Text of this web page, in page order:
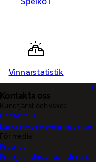
Vinnarstatistik
Kontakta oss
Kundtjänst och växel:
0770-11 11 11
kundservice@svenskaspel.se
För media:
Pressjour
Pressjour vinster och vinnare